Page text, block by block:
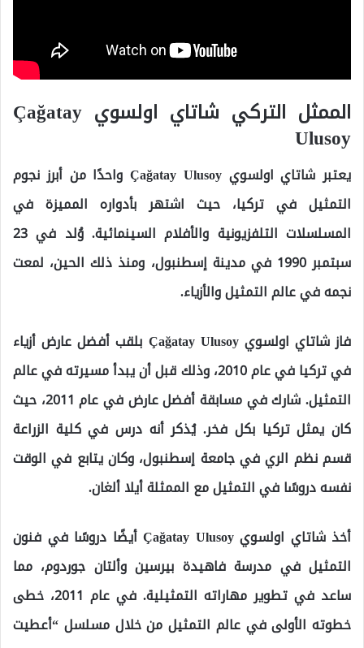
الممثل التركي شاتاي اولسوي Çağatay
Ulusoy
يعتبر شاتاي اولسوي Çağatay Ulusoy واحدًا من أبرز نجوم
التمثيل في تركيا، حيث اشتهر بأدواره المميزة في
المسلسلات التلفزيونية والأفلام السينمائية. وُلد في 23
سبتمبر 1990 في مدينة إسطنبول، ومنذ ذلك الحين، لمعت
نجمه في عالم التمثيل والأزياء.
فاز شاتاي اولسوي Çağatay Ulusoy بلقب أفضل عارض أزياء
في تركيا في عام 2010، وذلك قبل أن يبدأ مسيرته في عالم
التمثيل. شارك في مسابقة أفضل عارض في عام 2011، حيث
كان يمثل تركيا بكل فخر. يُذكر أنه درس في كلية الزراعة
قسم نظم الري في جامعة إسطنبول، وكان يتابع في الوقت
نفسه دروسًا في التمثيل مع الممثلة أيلا ألغان.
أخذ شاتاي اولسوي Çağatay Ulusoy أيضًا دروسًا في فنون
التمثيل في مدرسة فاهيدة بيرسين وألتان جوردوم، مما
ساعد في تطوير مهاراته التمثيلية. في عام 2011، خطى
خطوته الأولى في عالم التمثيل من خلال مسلسل “أعطيت